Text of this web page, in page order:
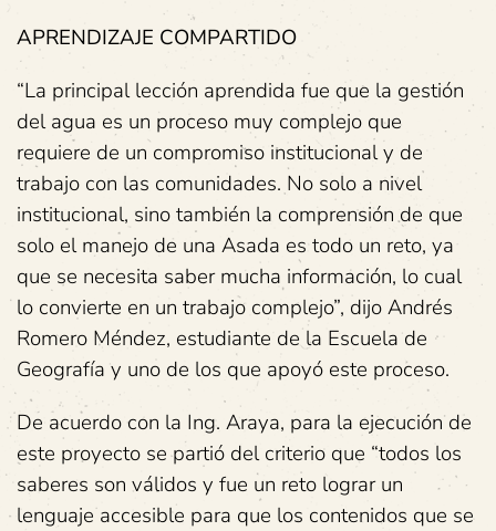
APRENDIZAJE COMPARTIDO
“La principal lección aprendida fue que la gestión
del agua es un proceso muy complejo que
requiere de un compromiso institucional y de
trabajo con las comunidades. No solo a nivel
institucional, sino también la comprensión de que
solo el manejo de una Asada es todo un reto, ya
que se necesita saber mucha información, lo cual
lo convierte en un trabajo complejo”, dijo Andrés
Romero Méndez, estudiante de la Escuela de
Geografía y uno de los que apoyó este proceso.
De acuerdo con la Ing. Araya, para la ejecución de
este proyecto se partió del criterio que “todos los
saberes son válidos y fue un reto lograr un
lenguaje accesible para que los contenidos que se